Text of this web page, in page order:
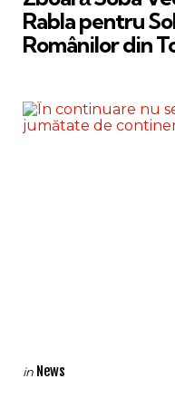
Rabla pentru
Românilor din
Categories
Posted
in News